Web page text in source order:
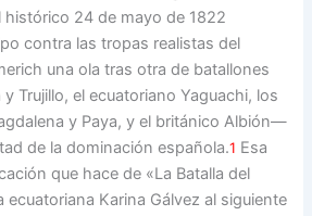
histórico 24 de mayo de 1822
contra las tropas realistas del
una ola tras otra de batallones
Trujillo, el ecuatoriano Yaguachi, los
y Paya, y el británico Albión—
de la dominación española.1 Esa
que hace de «La Batalla del
ecuatoriana Karina Gálvez al siguiente